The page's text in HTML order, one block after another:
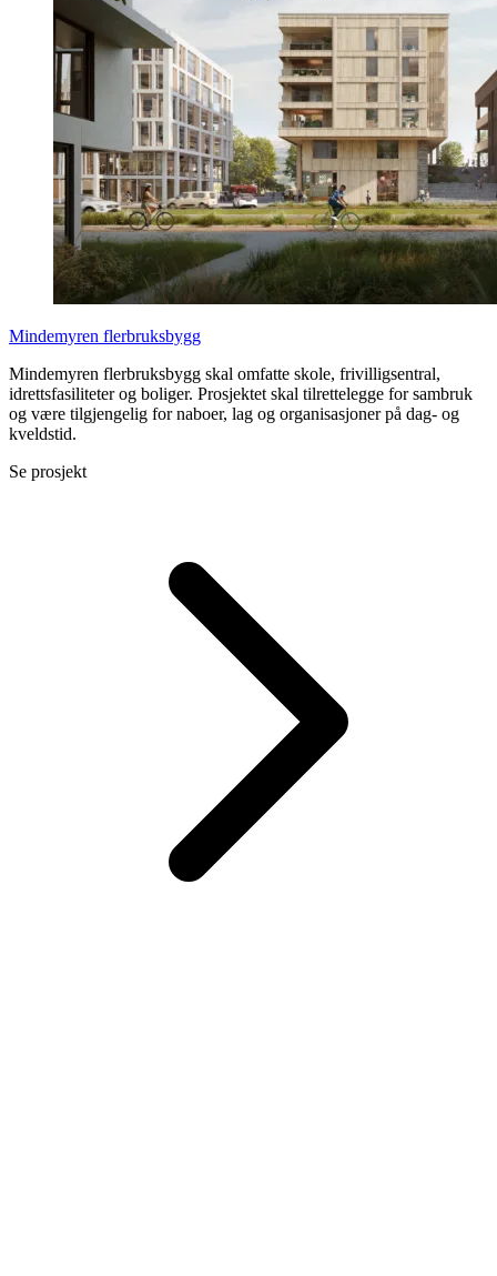
Mindemyren flerbruksbygg
Mindemyren flerbruksbygg skal omfatte skole, frivilligsentral,
idrettsfasiliteter og boliger. Prosjektet skal tilrettelegge for sambruk
og være tilgjengelig for naboer, lag og organisasjoner på dag- og
kveldstid.
Se prosjekt